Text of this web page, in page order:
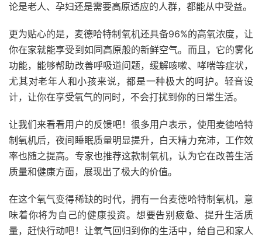
论是老人、孕妇还是需要高原适应的人群，都能从中受益。
更为贴心的是，麦德哈特制氧机还具备96%的高氧浓度，让
你在家就能享受到如同高原般的新鲜空气。而且，它的雾化
功能，能够帮助改善呼吸道问题，缓解咳嗽、哮喘等症状，
尤其对老年人和小孩来说，都是一种极大的呵护。轻音设
计，让你在享受氧气的同时，不会打扰到你的日常生活。
让我们来看看用户的反馈吧！很多用户表示，使用麦德哈特
制氧机后，夜间睡眠质量明显提升，白天精力充沛，工作效
率也随之提高。专家也推荐这款制氧机，认为它在改善生活
质量和健康方面，展现出了极大的价值。
在这个氧气变得稀缺的时代，拥有一台麦德哈特制氧机，意
味着你将为自己的健康投资。想要告别疲惫、提升生活质
量，赶快行动吧！让氧气回归到你的生活中，给自己和家人